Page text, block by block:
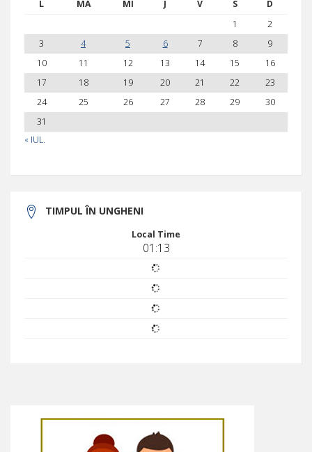
L MA MI J V S D
« IUL.
1
2
3
4 5 6 7 8
9
10
11 12 13 14 15
16
17
18 19 20 21 22
23
24
25 26 27 28 29
30
31
TIMPUL ÎN UNGHENI
Local Time
01:13